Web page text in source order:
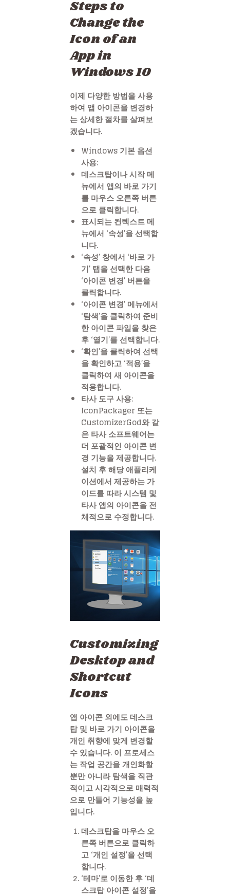
Steps to
Change the
Icon of an
App in
Windows 10
이제 다양한 방법을 사용
하여 앱 아이콘을 변경하
는 상세한 절차를 살펴보
겠습니다.
Windows 기본 옵션
사용:
데스크탑이나 시작 메
뉴에서 앱의 바로 가기
를 마우스 오른쪽 버튼
으로 클릭합니다.
표시되는 컨텍스트 메
뉴에서 ‘속성’을 선택합
니다.
‘속성’ 창에서 ‘바로 가
기’ 탭을 선택한 다음
‘아이콘 변경’ 버튼을
클릭합니다.
‘아이콘 변경’ 메뉴에서
‘탐색’을 클릭하여 준비
한 아이콘 파일을 찾은
후 ‘열기’를 선택합니다.
‘확인’을 클릭하여 선택
을 확인하고 ‘적용’을
클릭하여 새 아이콘을
적용합니다.
타사 도구 사용:
IconPackager 또는
CustomizerGod와 같
은 타사 소프트웨어는
더 포괄적인 아이콘 변
경 기능을 제공합니다.
설치 후 해당 애플리케
이션에서 제공하는 가
이드를 따라 시스템 및
타사 앱의 아이콘을 전
체적으로 수정합니다.
Customizing
Desktop and
Shortcut
Icons
앱 아이콘 외에도 데스크
탑 및 바로 가기 아이콘을
개인 취향에 맞게 변경할
수 있습니다. 이 프로세스
는 작업 공간을 개인화할
뿐만 아니라 탐색을 직관
적이고 시각적으로 매력적
으로 만들어 기능성을 높
입니다.
데스크탑을 마우스 오
른쪽 버튼으로 클릭하
고 ‘개인 설정’을 선택
합니다.
‘테마’로 이동한 후 ‘데
스크탑 아이콘 설정’을